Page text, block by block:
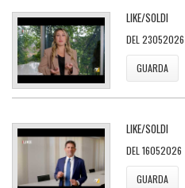
LIKE/SOLDI
DEL 23052026
GUARDA
LIKE/SOLDI
DEL 16052026
GUARDA